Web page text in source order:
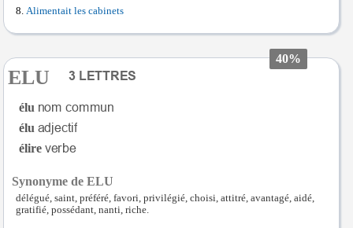
Alimentait les cabinets
40%
ELU
élu
élu
élire
Synonyme de ELU
délégué, saint, préféré, favori, privilégié, choisi, attitré, avantagé, aidé,
gratifié, possédant, nanti, riche.